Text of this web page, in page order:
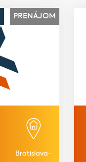
PRENÁJOM
Bratislava-